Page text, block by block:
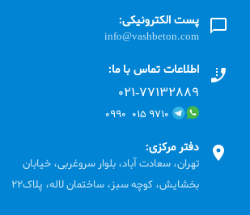
پست الکترونیکی:
info@vashbeton.com
اطلاعات تماس با ما:
۰۲۱-۷۷۱٣۲۸۸۹
۹۷۱۰ ۰۱۵ ۰۹۹۰
دفتر مرکزی:
تهران، سعادت آباد، بلوار سروغربی، خیابان
بخشایش، کوچه سبز، ساختمان لاله، پلاک22